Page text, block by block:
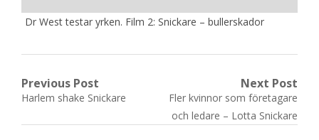
Dr West testar yrken. Film 2: Snickare – bullerskador
Post
Previous Post
Previous
Harlem shake Snickare
Next Post
Next
post:
Fler kvinnor som företagare
och ledare – Lotta Snickare